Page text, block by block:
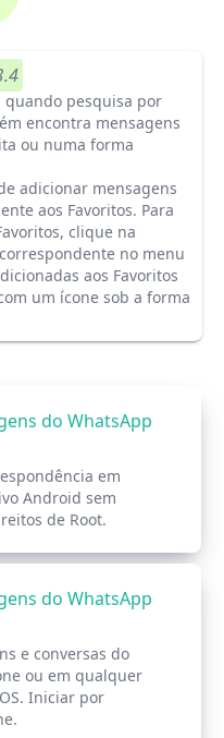
quando pesquisa por
encontra mensagens
ou numa forma
adicionar mensagens
aos Favoritos. Para
clique na
no menu
aos Favoritos
um ícone sob a forma
do WhatsApp
em
Android sem
de Root.
do WhatsApp
e conversas do
ou em qualquer
Iniciar por